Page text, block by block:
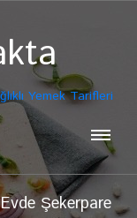
Yemek Tarifleri
Şekerpare